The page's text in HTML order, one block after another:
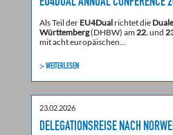
Als Teil der EU4Dualrichtet die
Württemberg(DHBW) am22.und
mit acht europäischen…
> WEITERLESEN
23.02.2026
DELEGATIONSREISE NACH